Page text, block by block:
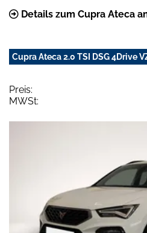
Details zum Cupra Ateca
Cupra Ateca 2.0 TSI DSG 4Drive
Preis:
MWSt: